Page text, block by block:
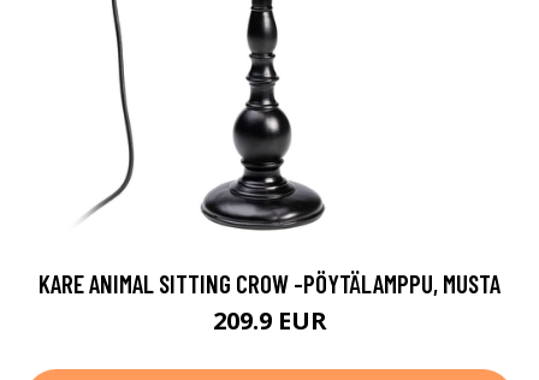
KARE ANIMAL SITTING CROW -PÖYTÄLAMPPU, MUSTA
209.9 EUR